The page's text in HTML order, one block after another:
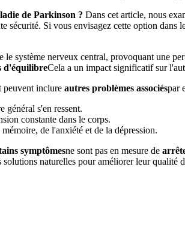
de Parkinson ? Dans cet article, nous
sécurité. Si vous envisagez cette option
le système nerveux central, provoquant une
d'équilibreCela a un impact significatif sur
peuvent inclure autres problèmes associéspar
général s'en ressent.
constante dans le corps.
de l'anxiété et de la dépression.
symptômesne sont pas en mesure de
solutions naturelles pour améliorer leur qualité